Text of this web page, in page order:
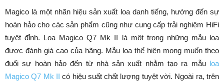
Magico là một nhãn hiệu sản xuất loa danh tiếng, hướng đến sự
hoàn hảo cho các sản phẩm cũng như cung cấp trải nghiệm HiFi
tuyệt đỉnh. Loa Magico Q7 Mk II là một trong những mẫu loa
được đánh giá cao của hãng. Mẫu loa thể hiện mong muốn theo
đuổi sự hoàn hảo đến từ nhà sản xuất nhằm tạo ra mẫu loa
Magico Q7 Mk II có hiệu suất chất lượng tuyệt vời. Ngoài ra, trên